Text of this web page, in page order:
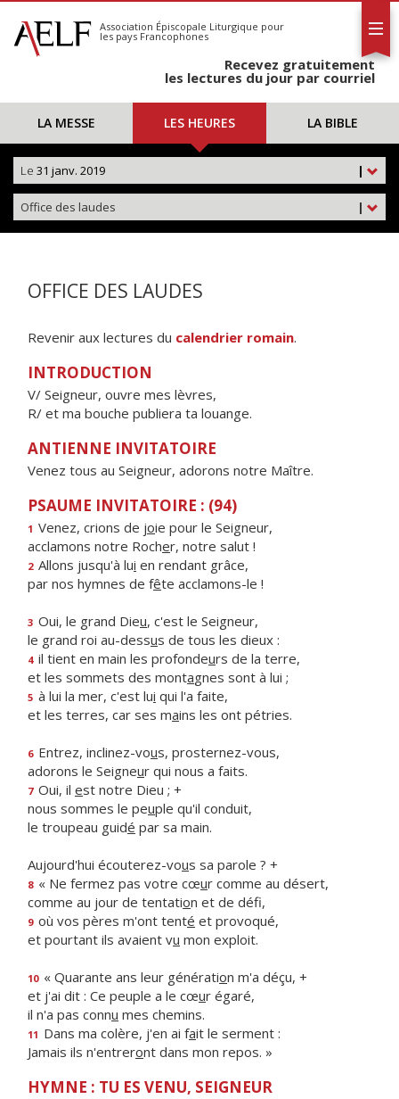
S'abonner
Calendrier
Association Épiscopale Liturgique pour
les pays Francophones
Recevez gratuitement
les lectures du jour par courriel
LA MESSE LES HEURES LA BIBLE
|
Le 31 janv. 2019
|
Office des laudes
OFFICE DES LAUDES
Revenir aux lectures du calendrier romain.
INTRODUCTION
V/ Seigneur, ouvre mes lèvres,
R/ et ma bouche publiera ta louange.
ANTIENNE INVITATOIRE
Venez tous au Seigneur, adorons notre Maître.
PSAUME INVITATOIRE : (94)
1 Venez, crions de joie pour le Seigneur,
acclamons notre Rocher, notre salut !
2 Allons jusqu'à lui en rendant grâce,
par nos hymnes de fête acclamons-le !
3 Oui, le grand Dieu, c'est le Seigneur,
le grand roi au-dessus de tous les dieux :
4 il tient en main les profondeurs de la terre,
et les sommets des montagnes sont à lui ;
5 à lui la mer, c'est lui qui l'a faite,
et les terres, car ses mains les ont pétries.
6 Entrez, inclinez-vous, prosternez-vous,
adorons le Seigneur qui nous a faits.
7 Oui, il est notre Dieu ; +
nous sommes le peuple qu'il conduit,
le troupeau guidé par sa main.
Aujourd'hui écouterez-vous sa parole ? +
8 « Ne fermez pas votre cœur comme au désert,
comme au jour de tentation et de défi,
9 où vos pères m'ont tenté et provoqué,
et pourtant ils avaient vu mon exploit.
10 « Quarante ans leur génération m'a déçu, +
et j'ai dit : Ce peuple a le cœur égaré,
il n'a pas connu mes chemins.
11 Dans ma colère, j'en ai fait le serment :
Jamais ils n'entreront dans mon repos. »
HYMNE : TU ES VENU, SEIGNEUR